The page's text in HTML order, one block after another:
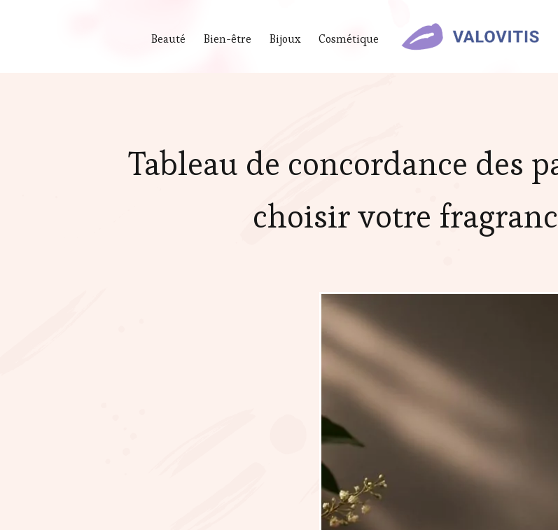
Beauté Bien-être Bijoux Cosmétique
Tableau de concordance des
choisir votre